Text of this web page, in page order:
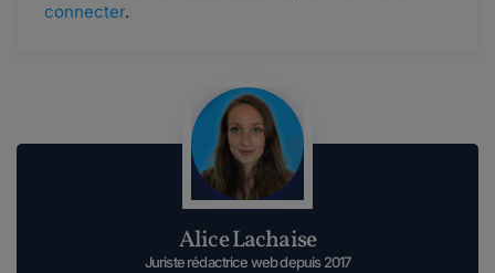
connecter.
Alice Lachaise
Juriste rédactrice web depuis 2017